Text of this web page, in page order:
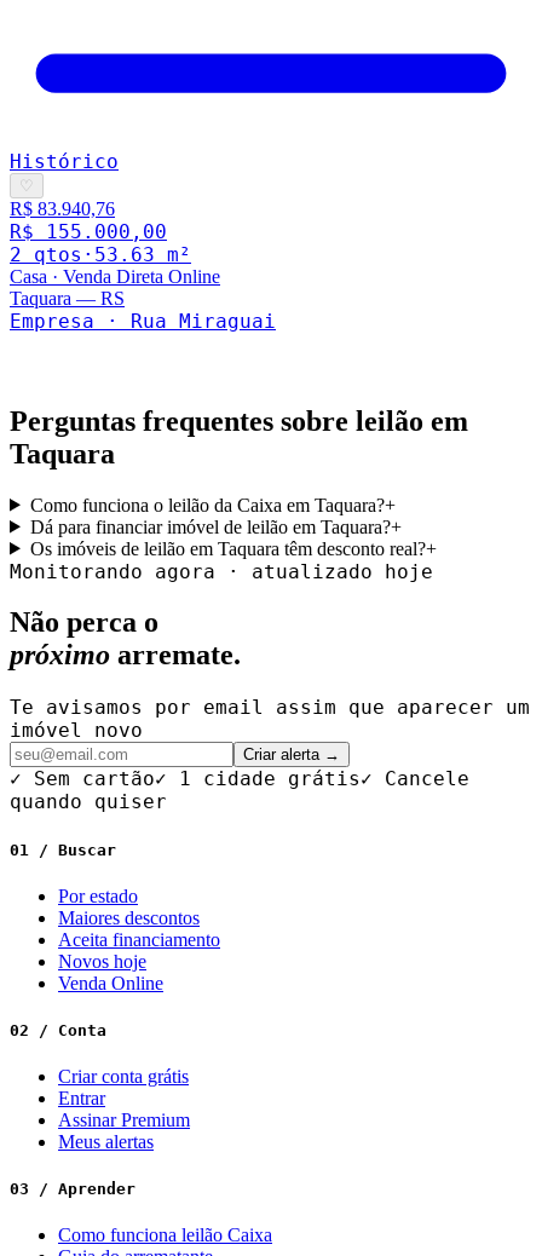
Histórico
♡
R$ 83.940,76
R$ 155.000,00
2 qtos · 53.63 m²
Casa · Venda Direta Online
Taquara — RS
Empresa · Rua Miraguai
Perguntas frequentes sobre leilão em
Taquara
Como funciona o leilão da Caixa em Taquara?+
Dá para financiar imóvel de leilão em Taquara?+
Os imóveis de leilão em Taquara têm desconto real?+
Monitorando agora · atualizado hoje
Não perca o
próximo arremate.
Te avisamos por email assim que aparecer um
imóvel novo
Criar alerta →
✓ Sem cartão✓ 1 cidade grátis✓ Cancele
quando quiser
01 / Buscar
Por estado
Maiores descontos
Aceita financiamento
Novos hoje
Venda Online
02 / Conta
Criar conta grátis
Entrar
Assinar Premium
Meus alertas
03 / Aprender
Como funciona leilão Caixa